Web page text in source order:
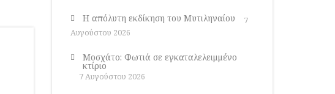
Η απόλυτη εκδίκηση του Μυτιληναίου
7
Αυγούστου 2026
Μοσχάτο: Φωτιά σε εγκαταλελειμμένο
κτίριο
7 Αυγούστου 2026